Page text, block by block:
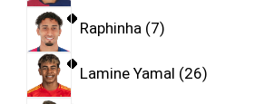
Raphinha 7
Lamine Yamal 26